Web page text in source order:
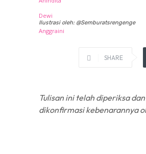
Ilustrasi oleh: @Semburatsrengenge
SHARE
Tulisan ini telah diperiksa
dikonfirmasi kebenarannya